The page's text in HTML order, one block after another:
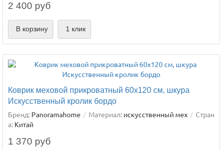
2 400 руб
В корзину 1 клик
Коврик меховой прикроватный 60х120 см, шкура
Искусственный кролик бордо
Бренд: Panoramahome Материал: искусственный мех
Стран
а: Китай
1 370 руб